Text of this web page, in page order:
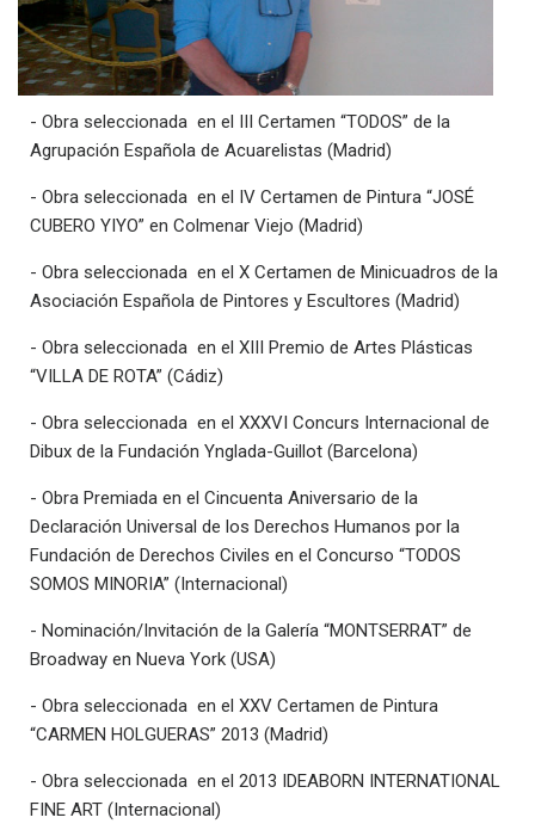
- Obra seleccionada en el III Certamen “TODOS” de la
Agrupación Española de Acuarelistas (Madrid)
- Obra seleccionada en el IV Certamen de Pintura “JOSÉ
CUBERO YIYO” en Colmenar Viejo (Madrid)
- Obra seleccionada en el X Certamen de Minicuadros de la
Asociación Española de Pintores y Escultores (Madrid)
- Obra seleccionada en el XIII Premio de Artes Plásticas
“VILLA DE ROTA” (Cádiz)
- Obra seleccionada en el XXXVI Concurs Internacional de
Dibux de la Fundación Ynglada-Guillot (Barcelona)
- Obra Premiada en el Cincuenta Aniversario de la
Declaración Universal de los Derechos Humanos por la
Fundación de Derechos Civiles en el Concurso “TODOS
SOMOS MINORIA” (Internacional)
- Nominación/Invitación de la Galería “MONTSERRAT” de
Broadway en Nueva York (USA)
- Obra seleccionada en el XXV Certamen de Pintura
“CARMEN HOLGUERAS” 2013 (Madrid)
- Obra seleccionada en el 2013 IDEABORN INTERNATIONAL
FINE ART (Internacional)